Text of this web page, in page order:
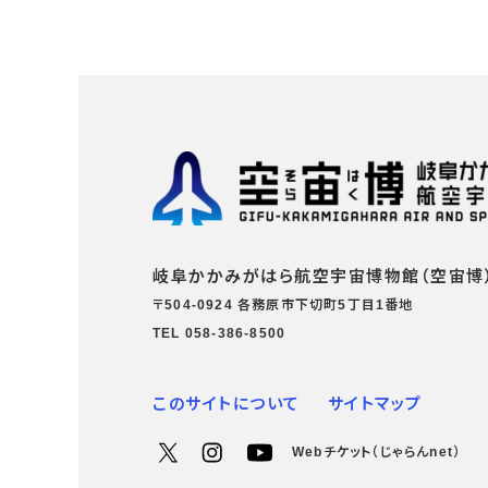
岐阜かかみがはら航空宇宙博物館（空宙博
〒504-0924 各務原市下切町5丁目1番地
TEL 058-386-8500
このサイトについて サイトマップ
Webチケット（じゃらんnet）